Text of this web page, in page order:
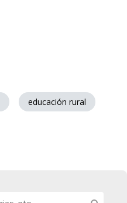
educación rural